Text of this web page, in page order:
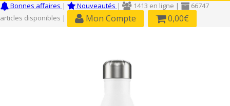
Bonnes affaires | Nouveautés | 1413 en ligne |
66747
articles disponibles |
Mon Compte 0,00€